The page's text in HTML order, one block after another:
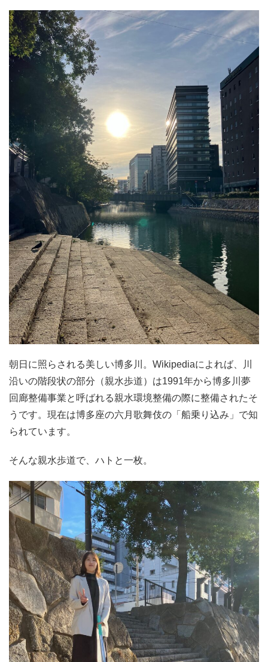
朝日に照らされる美しい博多川。Wikipediaによれば、川
沿いの階段状の部分（親水歩道）は1991年から博多川夢
回廊整備事業と呼ばれる親水環境整備の際に整備されたそ
うです。現在は博多座の六月歌舞伎の「船乗り込み」で知
られています。
そんな親水歩道で、ハトと一枚。